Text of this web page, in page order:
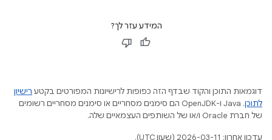
המידע עזר לך?
דוגמאות התוכן והקוד שבדף הזה כפופות לרישיונות המפורטים בקטע רישיון
לתוכן
.‏ Java ו-OpenJDK הם סימנים מסחריים או סימנים מסחריים רשומים
של חברת Oracle ו/או של השותפים העצמאיים שלה.
עדכון אחרון: 2026-03-11 (שעון UTC).